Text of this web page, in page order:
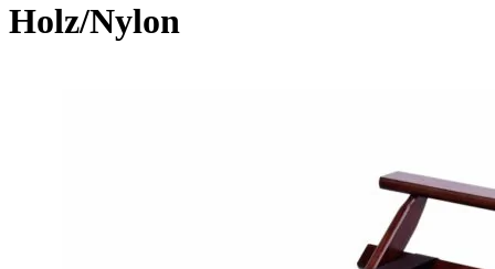
Holz/Nylon